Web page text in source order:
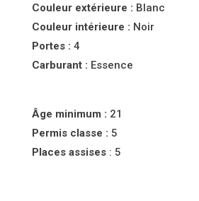
Couleur extérieure : Blanc
Couleur intérieure : Noir
Portes : 4
Carburant : Essence
Âge minimum : 21
Permis classe : 5
Places assises: 5